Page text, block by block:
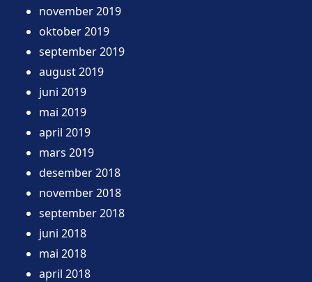
november 2019
oktober 2019
september 2019
august 2019
juni 2019
mai 2019
april 2019
mars 2019
desember 2018
november 2018
september 2018
juni 2018
mai 2018
april 2018